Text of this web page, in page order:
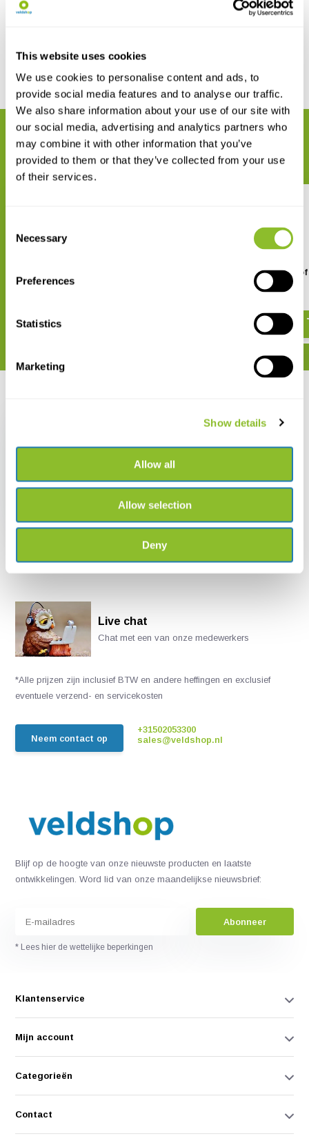
This website uses cookies
We use cookies to personalise content and ads, to
provide social media features and to analyse our traffic.
We also share information about your use of our site with
our social media, advertising and analytics partners who
may combine it with other information that you’ve
provided to them or that they’ve collected from your use
of their services.
Selection
Necessary
Preferences
Statistics
Marketing
Show details
Allow all
Allow selection
Deny
Specificaties
Delen
GERELATEERDE PRODUCTEN
Maak uw bestelling compleet
Butterflies of the Philippines
A Guide to the Birds
Philippines
Birds of the
Live chat
Chat met een van onze medewerkers
*Alle prijzen zijn inclusief BTW en andere heffingen en exclusief
eventuele verzend- en servicekosten
Neem contact op
+31502053300
sales@veldshop.nl
Blijf op de hoogte van onze nieuwste producten en laatste
ontwikkelingen. Word lid van onze maandelijkse nieuwsbrief:
Abonneer
* Lees hier de wettelijke beperkingen
Klantenservice
Mijn account
Categorieën
Contact